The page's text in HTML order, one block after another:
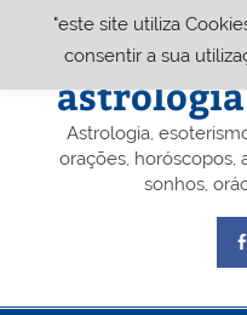
Portal
Astrologia,
orações, horóscopos,
sonhos,
"este site utiliza
consentir a sua